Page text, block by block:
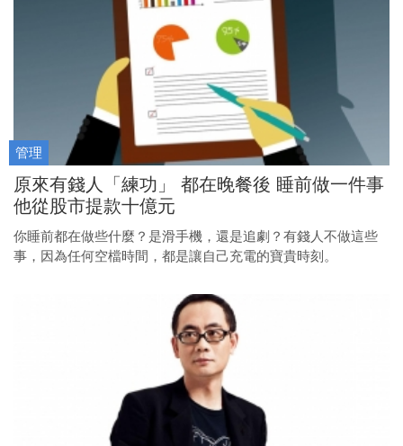
管理
原來有錢人「練功」 都在晚餐後 睡前做一件事
他從股市提款十億元
你睡前都在做些什麼？是滑手機，還是追劇？有錢人不做這些
事，因為任何空檔時間，都是讓自己充電的寶貴時刻。